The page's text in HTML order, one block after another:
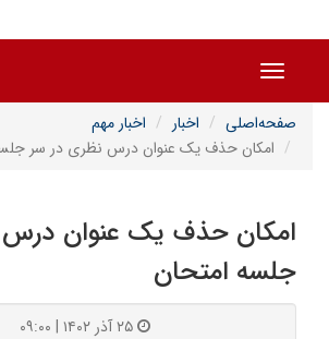
Toggle navigation
صفحه‌اصلی اخبار
اخبار مهم
امکان حذف یک عنوان درس نظری در سر
امکان حذف یک عنوان
جلسه امتحان